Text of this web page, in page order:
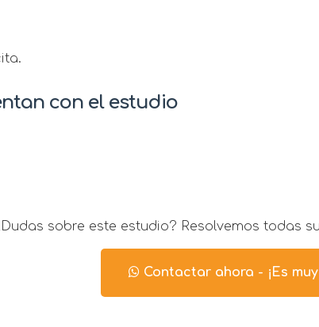
con el estudio
sobre este estudio? Resolvemos todas
Contactar ahora - ¡Es